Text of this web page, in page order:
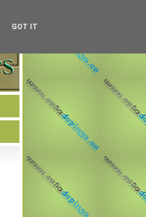
GOT IT